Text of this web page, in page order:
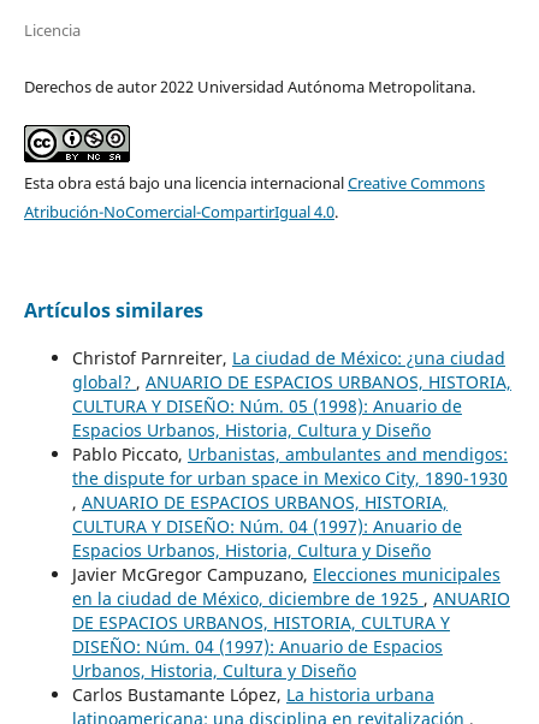
Licencia
Derechos de autor 2022 Universidad Autónoma Metropolitana.
Esta obra está bajo una licencia internacionalCreative Commons
Atribución-NoComercial-CompartirIgual 4.0.
Artículos similares
Christof Parnreiter, La ciudad de México: ¿una ciudad
global? , ANUARIO DE ESPACIOS URBANOS, HISTORIA,
CULTURA Y DISEÑO: Núm. 05 (1998): Anuario de
Espacios Urbanos, Historia, Cultura y Diseño
Pablo Piccato, Urbanistas, ambulantes and mendigos:
the dispute for urban space in Mexico City, 1890-1930
, ANUARIO DE ESPACIOS URBANOS, HISTORIA,
CULTURA Y DISEÑO: Núm. 04 (1997): Anuario de
Espacios Urbanos, Historia, Cultura y Diseño
Javier McGregor Campuzano, Elecciones municipales
en la ciudad de México, diciembre de 1925 , ANUARIO
DE ESPACIOS URBANOS, HISTORIA, CULTURA Y
DISEÑO: Núm. 04 (1997): Anuario de Espacios
Urbanos, Historia, Cultura y Diseño
Carlos Bustamante López, La historia urbana
latinoamericana: una disciplina en revitalización ,